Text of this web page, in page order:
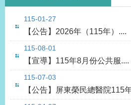
115-01-27
【公告】2026年（115年）....
115-08-01
【宣導】115年8月份公共服....
115-07-03
【公告】屏東榮民總醫院115